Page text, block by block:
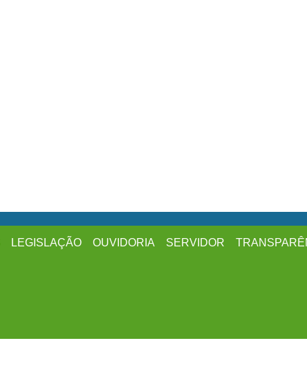
LEGISLAÇÃO OUVIDORIA SERVIDOR